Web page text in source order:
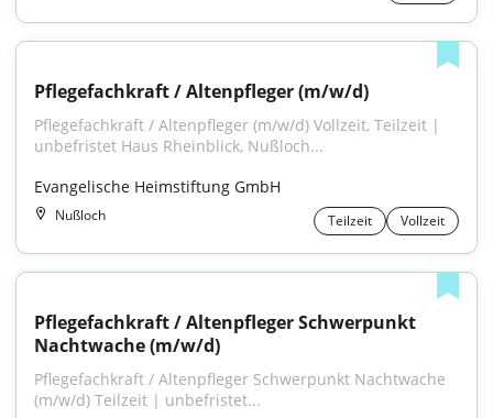
Pflegefachkraft / Altenpfleger (m/w/d)
Pflegefachkraft / Altenpfleger (m/w/d) Vollzeit, Teilzeit |
unbefristet Haus Rheinblick, Nußloch...
Evangelische Heimstiftung GmbH
Nußloch Teilzeit Vollzeit
Pflegefachkraft / Altenpfleger Schwerpunkt
Nachtwache (m/w/d)
Pflegefachkraft / Altenpfleger Schwerpunkt Nachtwache
(m/w/d) Teilzeit | unbefristet...